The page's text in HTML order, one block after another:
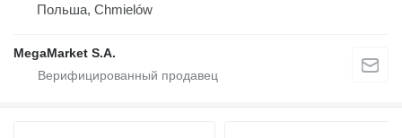
Польша, Chmielów
MegaMarket S.A.